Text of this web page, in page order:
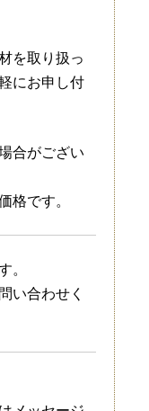
を取り扱っ
にお申し付
合がござい
格です。
。
い合わせく